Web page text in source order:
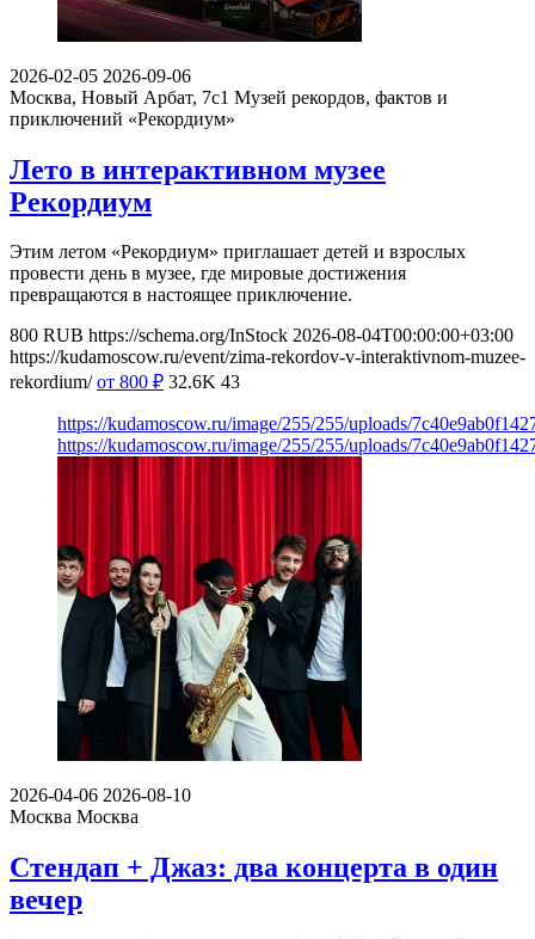
2026-02-05 2026-09-06
Москва, Новый Арбат, 7с1 Музей рекордов, фактов и
приключений «Рекордиум»
Лето в интерактивном музее
Рекордиум
Этим летом «Рекордиум» приглашает детей и взрослых
провести день в музее, где мировые достижения
превращаются в настоящее приключение.
800 RUB https://schema.org/InStock 2026-08-04T00:00:00+03:00
https://kudamoscow.ru/event/zima-rekordov-v-interaktivnom-muzee-
rekordium/ от 800 ₽ 32.6K 43
https://kudamoscow.ru/image/255/255/uploads/
https://kudamoscow.ru/image/255/255/uploads/
2026-04-06 2026-08-10
Москва Москва
Стендап + Джаз: два концерта в один
вечер